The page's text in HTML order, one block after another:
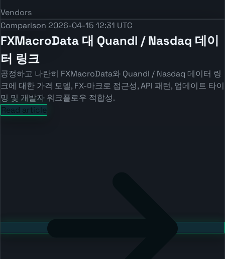
Vendors
Comparison 2026-04-15 12:31 UTC
FXMacroData 대 Quandl / Nasdaq 데이
터 링크
공정하고 나란히 FXMacroData와 Quandl / Nasdaq 데이터 링
크에 대한 가격 모델, FX-마크로 접근성, API 패턴, 업데이트 타이
밍 및 개발자 워크플로우 적합성.
Read article